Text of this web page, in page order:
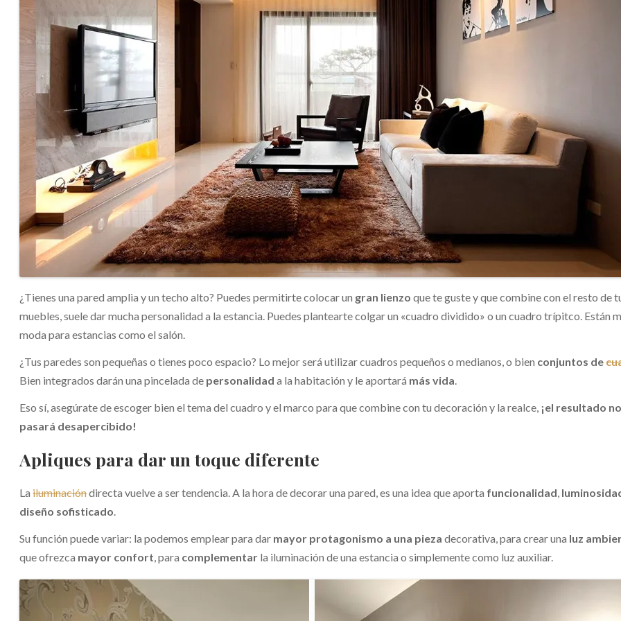
¿Tienes una pared amplia y un techo alto? Puedes permitirte colocar un gran lienzo que te guste y que combine con el resto de
muebles, suele dar mucha personalidad a la estancia. Puedes plantearte colgar un «cuadro dividido» o un cuadro trípitco. Están
moda para estancias como el salón.
¿Tus paredes son pequeñas o tienes poco espacio? Lo mejor será utilizar cuadros pequeños o medianos, o bien conjuntos de
Bien integrados darán una pincelada de personalidad a la habitación y le aportará más vida.
Eso sí, asegúrate de escoger bien el tema del cuadro y el marco para que combine con tu decoración y la realce, ¡el resultado
pasará desapercibido!
Apliques para dar un toque diferente
Lailuminacióndirecta vuelve a ser tendencia. A la hora de decorar una pared, es una idea que aporta funcionalidad,
diseño sofisticado.
Su función puede variar: la podemos emplear para dar mayor protagonismo a una pieza decorativa, para crear una luz
que ofrezca mayor confort, para complementar la iluminación de una estancia o simplemente como luz auxiliar.